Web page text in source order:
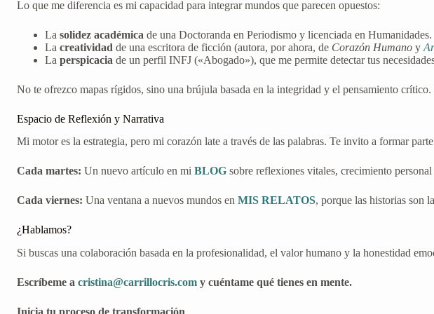
Lo que me diferencia es mi capacidad para integrar mundos que parecen opuestos:
La solidez académica de una Doctoranda en Periodismo y licenciada en Humanidades.
La creatividad de una escritora de ficción (autora, por ahora, de Corazón Humano y
La perspicacia de un perfil INFJ («Abogado»), que me permite detectar tus
No te ofrezco mapas rígidos, sino una brújula basada en la integridad y el pensamiento
Espacio de Reflexión y Narrativa
Mi motor es la estrategia, pero mi corazón late a través de las palabras. Te invito a formar
Cada martes: Un nuevo artículo en mi BLOG sobre reflexiones vitales, crecimiento
Cada viernes: Una ventana a nuevos mundos en MIS RELATOS, porque las historias son
¿Hablamos?
Si buscas una colaboración basada en la profesionalidad, el valor humano y la honestidad
Escríbeme a cristina@carrillocris.com y cuéntame qué tienes en mente.